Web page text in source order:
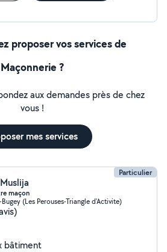
proposer vos services de
Maçonnerie ?
aux demandes près de chez
vous !
mes services
Particulier
maçon
(Les Perouses-Triangle d'Activite)
bâtiment